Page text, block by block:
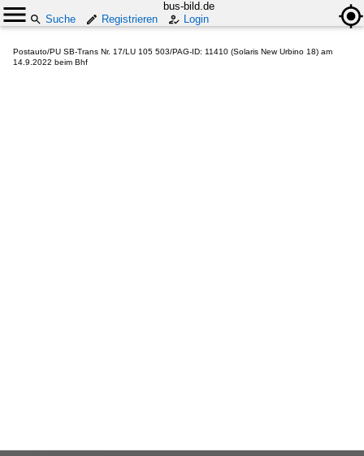
bus-bild.de
Suche
Registrieren Login
Postauto/PU SB-Trans Nr. 17/LU 105 503/PAG-ID: 11410 (Solaris New Urbino 18) am
14.9.2022 beim Bhf